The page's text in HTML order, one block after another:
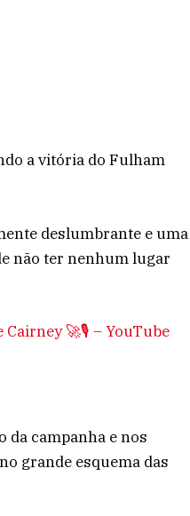
a vitória do Fulham
deslumbrante e uma
não ter nenhum lugar
🚀🎙️ – YouTube
da campanha e nos
grande esquema das